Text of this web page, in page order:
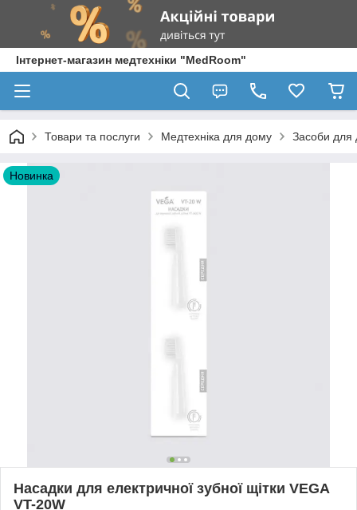
Інтернет-магазин медтехніки "MedRoom"
Товари та послуги Медтехніка для дому Засоби для
Новинка
Насадки для електричної зубної щітки VEGA
VT-20W